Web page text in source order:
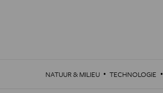
NATUUR & MILIEU · TECHNOLOGIE ·